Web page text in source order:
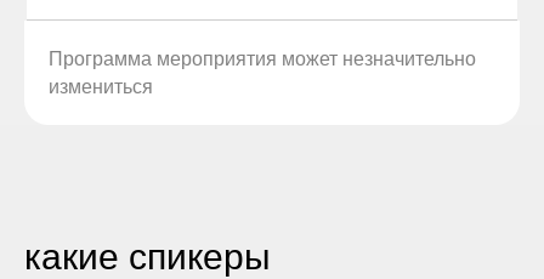
Программа мероприятия может незначительно
измениться
какие спикеры